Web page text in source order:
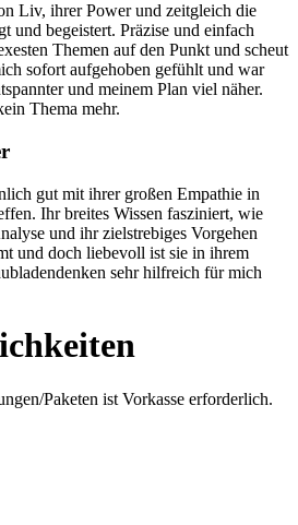
Liv, ihrer Power und zeitgleich die
und begeistert. Präzise und einfach
Themen auf den Punkt und scheut
sofort aufgehoben gefühlt und war
und meinem Plan viel näher.
Thema mehr.
gut mit ihrer großen Empathie in
Ihr breites Wissen fasziniert, wie
und ihr zielstrebiges Vorgehen
und doch liebevoll ist sie in ihrem
sehr hilfreich für mich
Paketen ist Vorkasse erforderlich.